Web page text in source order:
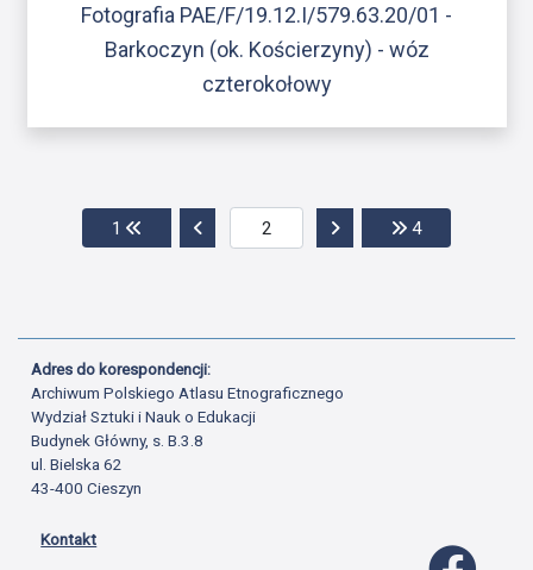
Fotografia PAE/F/19.12.I/579.63.20/01 -
Barkoczyn (ok. Kościerzyny) - wóz
czterokołowy
1 Przejdź do pierwszej strony
Przejdź do poprzedniej stronyPrzejdź do następnej
4Przejdź do
Adres do korespondencji:
Archiwum Polskiego Atlasu Etnograficznego
Wydział Sztuki i Nauk o Edukacji
Budynek Główny, s. B.3.8
ul. Bielska 62
43-400 Cieszyn
Kontakt